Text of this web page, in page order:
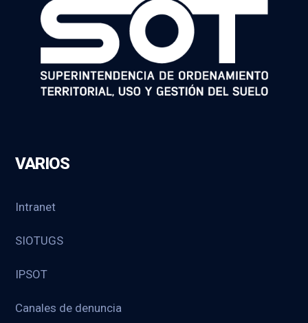
VARIOS
Intranet
SIOTUGS
IPSOT
Canales de denuncia